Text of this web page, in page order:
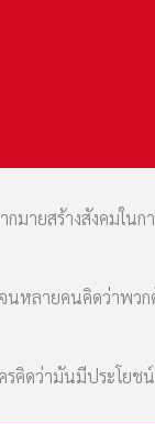
ายสร้างสังคมใน
หลายคนคิดว่าพว
คิดว่ามันมีประโยช